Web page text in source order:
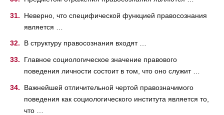
Неверно, что специфической функцией правосознания
является …
В структуру правосознания входят …
Главное социологическое значение правового
поведения личности состоит в том, что оно служит …
Важнейшей отличительной чертой правозначимого
поведения как социологического института является то,
что …